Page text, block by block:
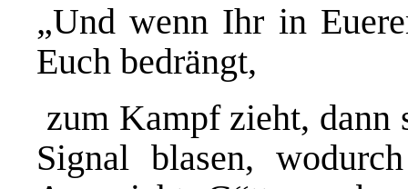
„Und wenn Ihr in
Euch bedrängt,
zum Kampf zieht, dann
Signal blasen,